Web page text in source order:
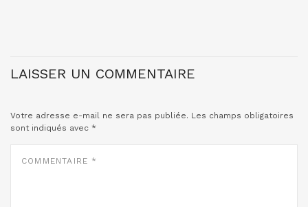
LAISSER UN COMMENTAIRE
Votre adresse e-mail ne sera pas publiée. Les champs obligatoires
sont indiqués avec *